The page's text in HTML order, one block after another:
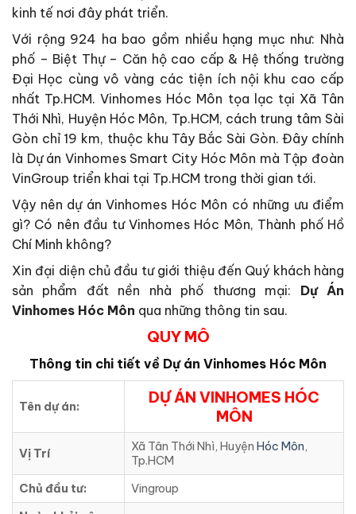
kinh tế nơi đây phát triển.
Với rộng 924 ha bao gồm nhiều hạng mục như: Nhà
phố – Biệt Thự – Căn hộ cao cấp & Hệ thống trường
Đại Học cùng vô vàng các tiện ích nội khu cao cấp
nhất Tp.HCM. Vinhomes Hóc Môn tọa lạc tại Xã Tân
Thới Nhì, Huyện Hóc Môn, Tp.HCM, cách trung tâm Sài
Gòn chỉ 19 km, thuộc khu Tây Bắc Sài Gòn. Đây chính
là Dự án Vinhomes Smart City Hóc Môn mà Tập đoàn
VinGroup triển khai tại Tp.HCM trong thời gian tới.
Vậy nên dự án Vinhomes Hóc Môn có những ưu điểm
gì? Có nên đầu tư Vinhomes Hóc Môn, Thành phố Hồ
Chí Minh không?
Xin đại diện chủ đầu tư giới thiệu đến Quý khách hàng
sản phẩm đất nền nhà phố thương mại: Dự Án
Vinhomes Hóc Môn qua những thông tin sau.
QUY MÔ
Thông tin chi tiết về Dự án Vinhomes Hóc Môn
Tên dự án:
DỰ ÁN VINHOMES HÓC
MÔN
Vị Trí Xã Tân Thới Nhì, Huyện Hóc Môn,
Tp.HCM
Chủ đầu tư:
Vingroup